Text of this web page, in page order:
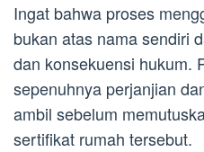
Ingat bahwa proses
bukan atas nama sendiri
dan konsekuensi hukum.
sepenuhnya perjanjian
ambil sebelum
sertifikat rumah tersebut.